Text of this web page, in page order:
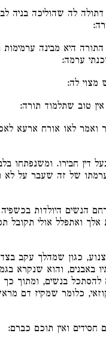
לה שהוליכה בניה
היא מבינה ערמימות
ערמה:
מצוי לה:
טוב שתלמוד תורה:
לאו אורח ארעא
דין חבירו. ומשנפתחו
של זה שעבר על לא
הנשים היולדות בכשפיה
ואתפלל אולי תקובל
כגון שמהלך עקב בצד
באבנים, והוא שנקרא
להסתכל בנשים, ומתוך
כלומר שמקיז דם
ואין תוכם כברם: